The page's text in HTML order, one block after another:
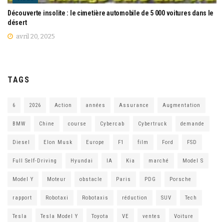
Découverte insolite : le cimetière automobile de 5 000 voitures dans le
désert
avril 20, 2025
TAGS
6 2026 Action années Assurance Augmentation
BMW Chine course Cybercab Cybertruck demande
Diesel Elon Musk Europe F1 film Ford FSD
Full Self-Driving Hyundai IA Kia marché Model S
Model Y Moteur obstacle Paris PDG Porsche
rapport Robotaxi Robotaxis réduction SUV Tech
Tesla Tesla Model Y Toyota VE ventes Voiture